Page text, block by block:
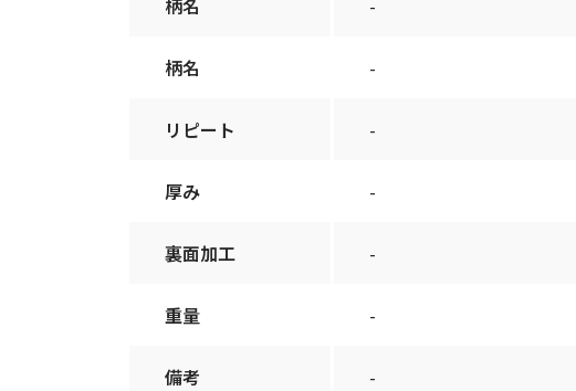
柄名 -
リピート -
厚み -
裏面加工 -
重量 -
備考 -